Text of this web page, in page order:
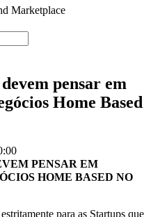
Marketplace
pensar em
Home Based
PENSAR EM
HOME BASED NO
para as Startups que